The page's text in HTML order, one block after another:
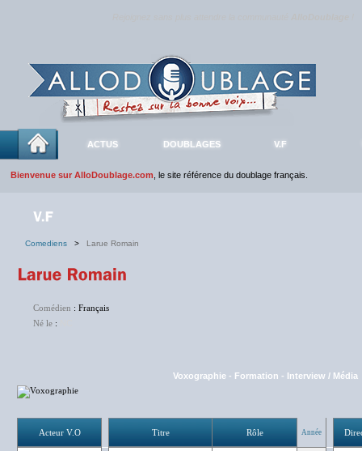
ACTUS DOUBLAGES V.F
Bienvenue sur AlloDoublage.com , le site référence du doublage français.
Comediens > Larue Romain
Comédien : Français
Né le :
Voxographie - Formation - Interview / Média
Acteur V.O Titre Rôle Année